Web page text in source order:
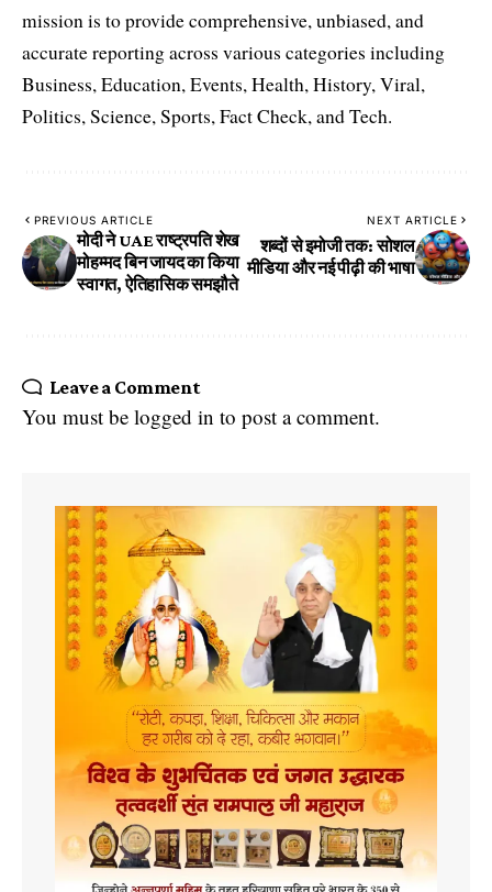
mission is to provide comprehensive, unbiased, and
accurate reporting across various categories including
Business, Education, Events, Health, History, Viral,
Politics, Science, Sports, Fact Check, and Tech.
PREVIOUS ARTICLE
मोदी ने UAE राष्ट्रपति शेख
मोहम्मद बिन जायद का किया
स्वागत, ऐतिहासिक समझौते
NEXT ARTICLE
शब्दों से इमोजी तक: सोशल
मीडिया और नई पीढ़ी की भाषा
Leave a Comment
You must be logged in to post a comment.